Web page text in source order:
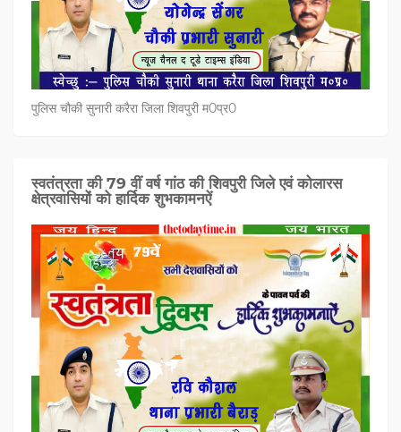
पुलिस चौकी सुनारी करैरा जिला शिवपुरी म0प्र0
स्वतंत्रता की 79 वीं वर्ष गांठ की शिवपुरी जिले एवं कोलारस
क्षेत्रवासियों को हार्दिक शुभकामनऐं